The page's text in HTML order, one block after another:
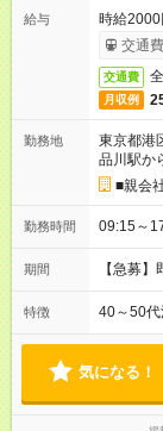
給与
時給
交通
交通費
月収例
勤務地
東京都港
品川駅か
■親会
勤務時間 09:15～
期間 【急募
特徴 40～50代
気になる！